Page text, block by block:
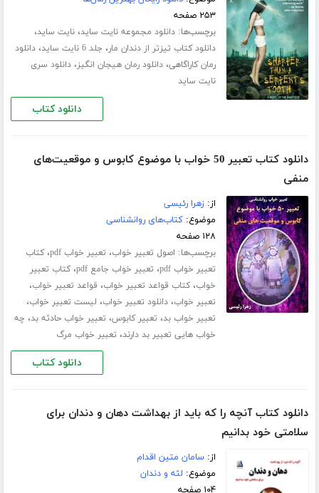
۲۵۳ صفحه
برچسب‌ها:دانلود مجموعه نایت ساید،نایت ساید،
دانلود کتاب تیزتر از دندان مار، جلد 6 نایت ساید ،دانلود
رمان کاراگاهی،دانلود رمان هیجان انگیز،دانلود سری
نایت ساید
دانلود کتاب
دانلود کتاب تعبیر 50 خواب با موضوع کابوس و موقعیت‌های
منفی
از:زهرا رئیسی
موضوع:کتاب‌های روانشناسی
۱۲۸ صفحه
برچسب‌ها: اصول تعبیر خواب، تعبیر خواب pdf ،کتاب
تعبیر خواب pdf
، تعبیر خواب جامع pdf ،کتاب تعبیر
خواب،کتاب قواعد تعبیر خواب، قواعد تعبیر خواب،
تعبیر خواب،دانلود تعبیر خواب، لیست تعبیر خواب،
تعبیر خواب بد، تعبیر کابوس، تعبیر خواب حادثه بد، چه
خواب هایی تعبیر بد دارند، تعبیر خواب مرگ
دانلود کتاب
دانلود کتاب آنچه را که باید از بهداشت دهان و دندان برای
سلامتی خود بدانیم
از:سامان متین اقدام
موضوع: لثه و دندان
۱۰۴ صفحه